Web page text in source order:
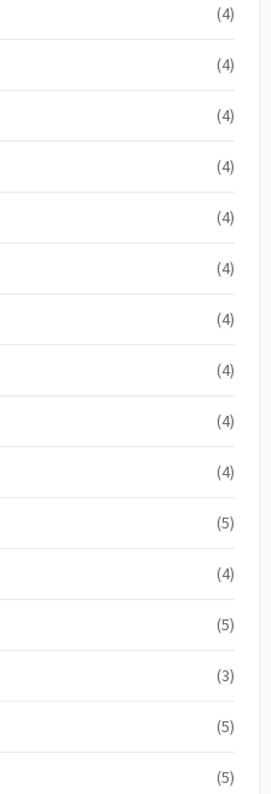
(4)
(4)
(4)
(4)
(4)
(4)
(4)
(4)
(4)
(4)
(5)
(4)
(5)
(3)
(5)
(5)